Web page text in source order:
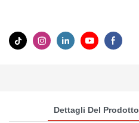
Dettagli Del Prodotto